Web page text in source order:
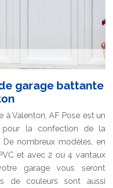
garage battante
à Valenton, AF Pose est un
pour la confection de la
nombreux modèles, en
et avec 2 ou 4 vantaux
garage vous seront
de couleurs sont aussi